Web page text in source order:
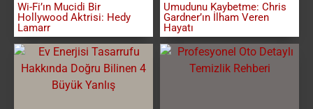
Wi-Fi’ın Mucidi Bir
Hollywood Aktrisi: Hedy
Lamarr
Umudunu Kaybetme: Chris
Gardner’ın İlham Veren
Hayatı